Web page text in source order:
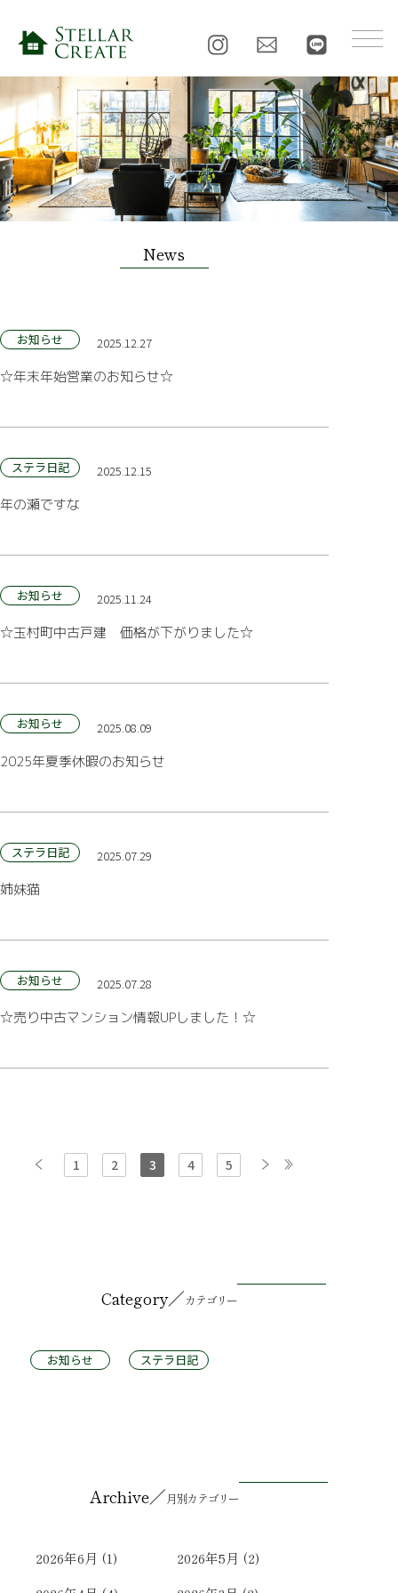
News
お知らせ 2025.12.27
☆年末年始営業のお知らせ☆
ステラ日記 2025.12.15
年の瀬ですな
お知らせ 2025.11.24
☆玉村町中古戸建 価格が下がりました☆
お知らせ 2025.08.09
2025年夏季休暇のお知らせ
ステラ日記 2025.07.29
姉妹猫
お知らせ 2025.07.28
☆売り中古マンション情報UPしました！☆
1 2 3 4 5
Category／カテゴリー
お知らせ ステラ日記
Archive／月別カテゴリー
2026年6月 (1) 2026年5月 (2)